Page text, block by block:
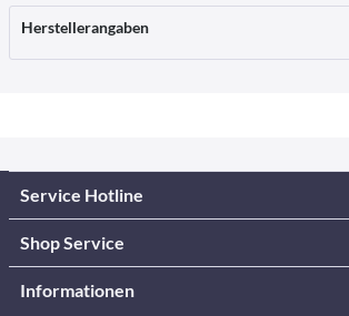
Herstellerangaben
Service Hotline
Shop Service
Informationen